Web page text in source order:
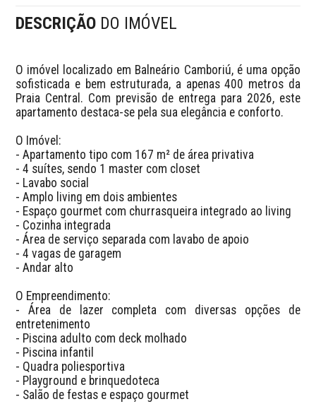
DESCRIÇÃO DO IMÓVEL
O imóvel localizado em Balneário Camboriú, é uma opção
sofisticada e bem estruturada, a apenas 400 metros da
Praia Central. Com previsão de entrega para 2026, este
apartamento destaca-se pela sua elegância e conforto.
O Imóvel:
- Apartamento tipo com 167 m² de área privativa
- 4 suítes, sendo 1 master com closet
- Lavabo social
- Amplo living em dois ambientes
- Espaço gourmet com churrasqueira integrado ao living
- Cozinha integrada
- Área de serviço separada com lavabo de apoio
- 4 vagas de garagem
- Andar alto
O Empreendimento:
- Área de lazer completa com diversas opções de
entretenimento
- Piscina adulto com deck molhado
- Piscina infantil
- Quadra poliesportiva
- Playground e brinquedoteca
- Salão de festas e espaço gourmet